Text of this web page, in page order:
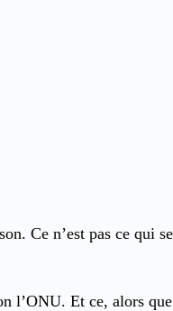
Ce n’est pas ce qui
l’ONU. Et ce, alors